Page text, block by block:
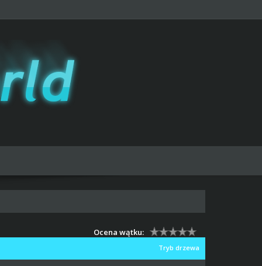
Ocena wątku:
Tryb drzewa